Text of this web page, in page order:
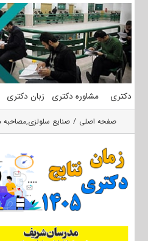
محتوا
دکتری مشاوره دکتری زبان دکتری
صفحه اصلی صنایع سلولزی,مصاحبه